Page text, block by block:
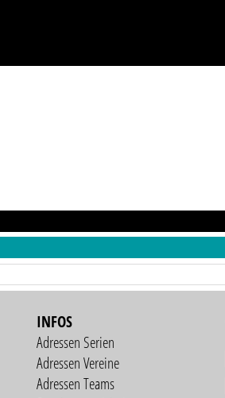
INFOS
Adressen Serien
Adressen Vereine
Adressen Teams